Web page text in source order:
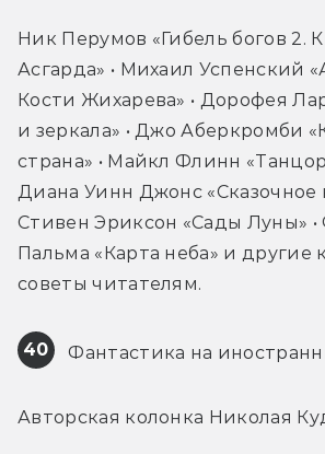
Ник Перумов «Гибель богов 2.
Асгарда» • Михаил Успенский
Кости Жихарева» • Дорофея
и зеркала» • Джо Аберкромби
страна» • Майкл Флинн
Диана Уинн Джонс «Сказочное
Стивен Эриксон «Сады Луны» •
Пальма «Карта неба» и другие
советы читателям.
40 Фантастика на
Авторская колонка Николая